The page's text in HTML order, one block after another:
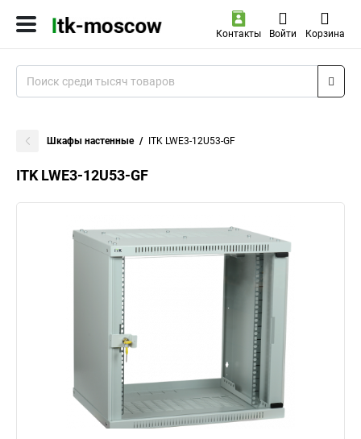
Контакты Войти Корзина
Шкафы настенные ITK LWE3-12U53-GF
ITK LWE3-12U53-GF